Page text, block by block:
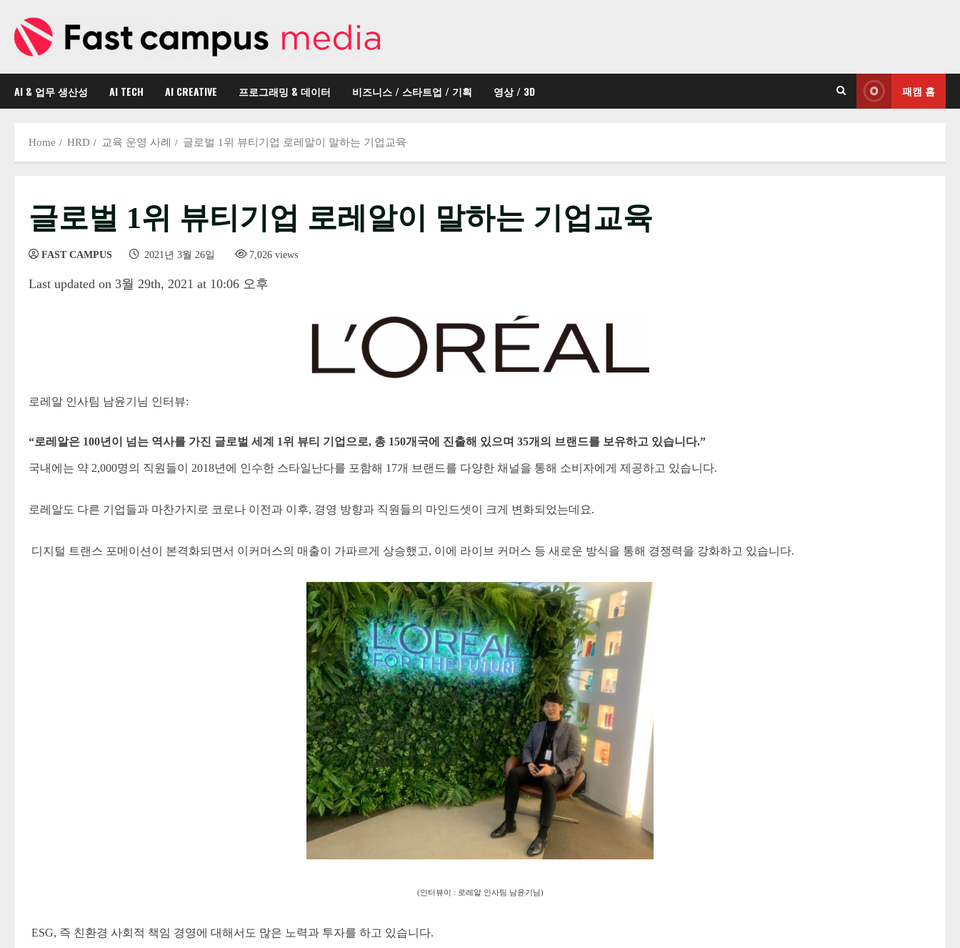
content
AI & 업무 생산성 AI TECH AI CREATIVE 프로그래밍 & 데이터 비즈니스 / 스타트업 / 기획 영상 / 3D 패캠 홈
Home HRD 교육 운영 사례 글로벌 1위 뷰티기업 로레알이 말하는 기업교육
글로벌 1위 뷰티기업 로레알이 말하는 기업교육
FAST CAMPUS 2021년 3월 26일 7,026 views
Last updated on 3월 29th, 2021 at 10:06 오후
로레알 인사팀 남윤기님 인터뷰:
“로레알은 100년이 넘는 역사를 가진 글로벌 세계 1위 뷰티 기업으로, 총 150개국에 진출해 있으며 35개의 브랜드를 보유하고 있습니다.”
국내에는 약 2,000명의 직원들이 2018년에 인수한 스타일난다를 포함해 17개 브랜드를 다양한 채널을 통해 소비자에게 제공하고 있습니다.
로레알도 다른 기업들과 마찬가지로 코로나 이전과 이후, 경영 방향과 직원들의 마인드셋이 크게 변화되었는데요.
디지털 트랜스 포메이션이 본격화되면서 이커머스의 매출이 가파르게 상승했고, 이에 라이브 커머스 등 새로운 방식을 통해 경쟁력을 강화하고 있습니다.
(인터뷰이 : 로레알 인사팀 남윤기님)
ESG, 즉 친환경 사회적 책임 경영에 대해서도 많은 노력과 투자를 하고 있습니다.